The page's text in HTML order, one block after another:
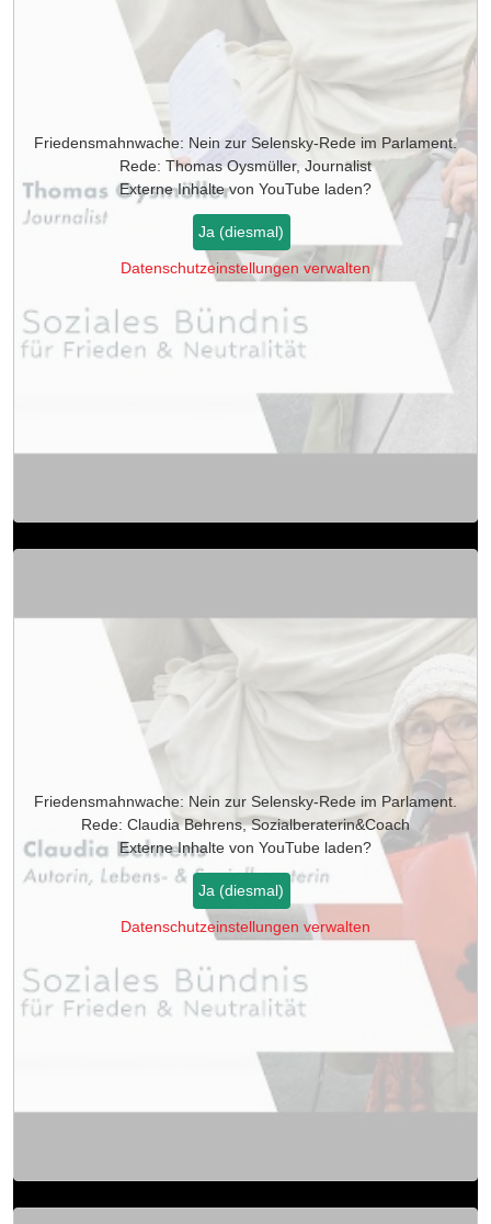
Friedensmahnwache: Nein zur Selensky-Rede im Parlament.
Rede: Thomas Oysmüller, Journalist
Externe Inhalte von YouTube laden?
Ja (diesmal)
Datenschutzeinstellungen verwalten
Friedensmahnwache: Nein zur Selensky-Rede im Parlament.
Rede: Claudia Behrens, Sozialberaterin&Coach
Externe Inhalte von YouTube laden?
Ja (diesmal)
Datenschutzeinstellungen verwalten